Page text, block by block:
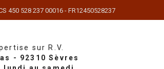
450 528 237 00016 - FR12450528237
sur R.V.